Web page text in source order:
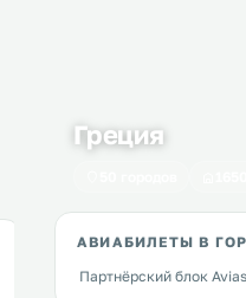
0 км
Rooms & Studios
Комплекс Rooms &
Christina с садом
Греция
АВИАБИЛЕТЫ В
Партнёрский блок